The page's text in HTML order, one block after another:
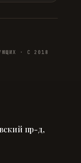
· С 2018
пр-д,